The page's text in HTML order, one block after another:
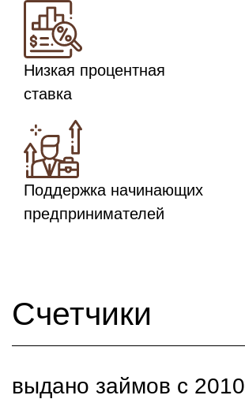
Низкая процентная
ставка
Поддержка начинающих
предпринимателей
Счетчики
выдано займов с 2010